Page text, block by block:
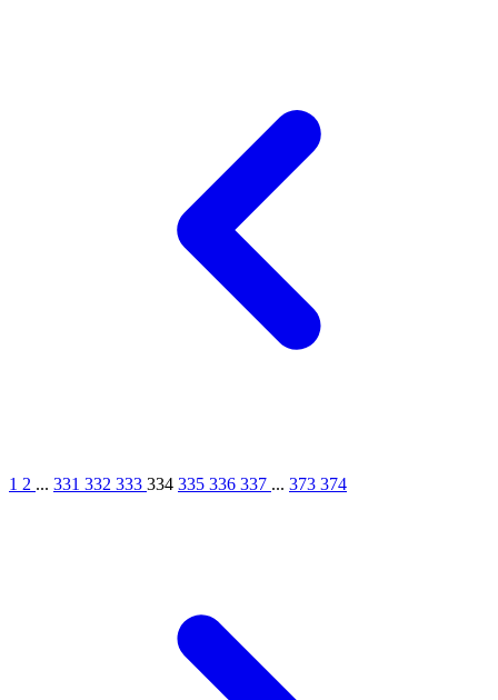
1 2 ... 331 332 333 334 335 336 337 ... 373 374